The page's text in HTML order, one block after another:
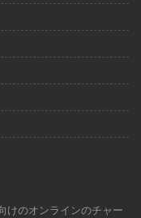
けのオンラインのチャー